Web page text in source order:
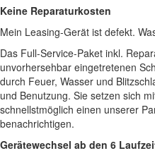
Keine Reparaturkosten
Mein Leasing-Gerät ist defekt.
Das Full-Service-Paket inkl.
unvorhersehbar eingetretenen
durch Feuer, Wasser und
und Benutzung. Sie setzen sich
schnellstmöglich einen unserer
benachrichtigen.
Gerätewechsel ab den 6